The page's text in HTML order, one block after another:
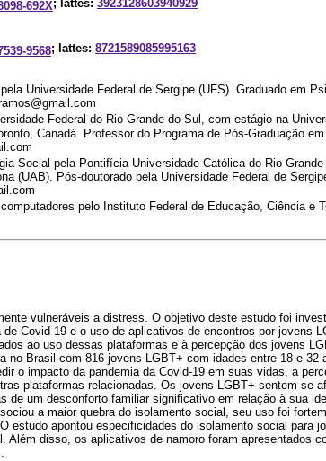
692X; lattes: 3923128603940929
9568; lattes: 8721589085995163
Universidade Federal de Sergipe (UFS). Graduado em
Federal do Rio Grande do Sul, com estágio na
Canadá. Professor do Programa de Pós-Graduação
Social pela Pontifícia Universidade Católica do Rio
(UAB). Pós-doutorado pela Universidade Federal de
pelo Instituto Federal de Educação, Ciência e
vulneráveis a distress. O objetivo deste estudo foi
Covid-19 e o uso de aplicativos de encontros por jovens
ao uso dessas plataformas e à percepção dos jovens
no Brasil com 816 jovens LGBT+ com idades entre 18 e 32
o impacto da pandemia da Covid-19 em suas vidas, a
plataformas relacionadas. Os jovens LGBT+ sentem-se
de um desconforto familiar significativo em relação à sua
a maior quebra do isolamento social, seu uso foi
estudo apontou especificidades do isolamento social para
Além disso, os aplicativos de namoro foram apresentados